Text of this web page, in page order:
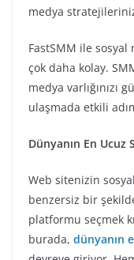
medya
FastSMM ile
çok daha kolay.
medya varlığınızı
ulaşmada etkili
Dünyanın En Ucuz
Web sitenizin
benzersiz bir
platformu seçmek
burada, dünyanın